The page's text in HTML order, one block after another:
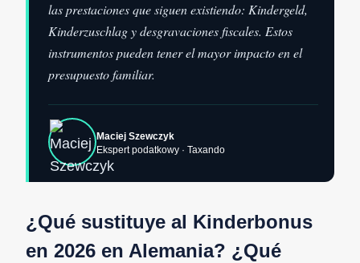
las prestaciones que siguen existiendo: Kindergeld,
Kinderzuschlag y desgravaciones fiscales. Estos
instrumentos pueden tener el mayor impacto en el
presupuesto familiar.
Maciej Szewczyk
Ekspert podatkowy · Taxando
¿Qué sustituye al Kinderbonus
en 2026 en Alemania? ¿Qué